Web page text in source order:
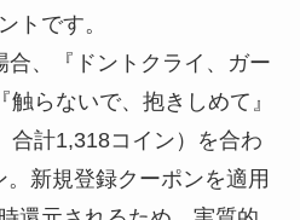
トです。
、『ドントクライ、ガー
らないで、抱きしめて』
合計1,318コイン）を合わ
新規登録クーポンを適用